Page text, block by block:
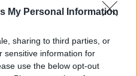
My Personal Information
sharing to third parties, or
sensitive information for
use the below opt-out
járvány miatt
volt. Orbán Viktor